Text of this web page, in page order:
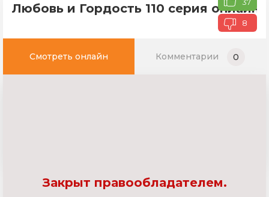
Любовь и Гордость 110 серия онлайн
8
Смотреть онлайн Комментарии 0
Закрыт правообладателем.